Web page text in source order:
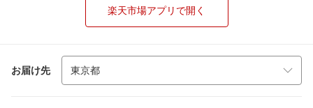
楽天市場アプリで開く
お届け先